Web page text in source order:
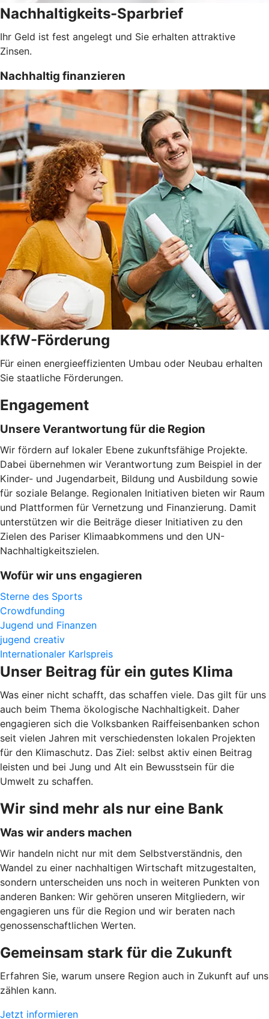
Nachhaltigkeits-Sparbrief
Ihr Geld ist fest angelegt und Sie erhalten attraktive
Zinsen.
Nachhaltig finanzieren
KfW-Förderung
Für einen energieeffizienten Umbau oder Neubau erhalten
Sie staatliche Förderungen.
Engagement
Unsere Verantwortung für die Region
Wir fördern auf lokaler Ebene zukunftsfähige Projekte.
Dabei übernehmen wir Verantwortung zum Beispiel in der
Kinder- und Jugendarbeit, Bildung und Ausbildung sowie
für soziale Belange. Regionalen Initiativen bieten wir Raum
und Plattformen für Vernetzung und Finanzierung. Damit
unterstützen wir die Beiträge dieser Initiativen zu den
Zielen des Pariser Klimaabkommens und den UN-
Nachhaltigkeitszielen.
Wofür wir uns engagieren
Sterne des Sports
Crowdfunding
Jugend und Finanzen
jugend creativ
Internationaler Karlspreis
Unser Beitrag für ein gutes Klima
Was einer nicht schafft, das schaffen viele. Das gilt für uns
auch beim Thema ökologische Nachhaltigkeit. Daher
engagieren sich die Volksbanken Raiffeisenbanken schon
seit vielen Jahren mit verschiedensten lokalen Projekten
für den Klimaschutz. Das Ziel: selbst aktiv einen Beitrag
leisten und bei Jung und Alt ein Bewusstsein für die
Umwelt zu schaffen.
Wir sind mehr als nur eine Bank
Was wir anders machen
Wir handeln nicht nur mit dem Selbstverständnis, den
Wandel zu einer nachhaltigen Wirtschaft mitzugestalten,
sondern unterscheiden uns noch in weiteren Punkten von
anderen Banken: Wir gehören unseren Mitgliedern, wir
engagieren uns für die Region und wir beraten nach
genossenschaftlichen Werten.
Gemeinsam stark für die Zukunft
Erfahren Sie, warum unsere Region auch in Zukunft auf uns
zählen kann.
Jetzt informieren